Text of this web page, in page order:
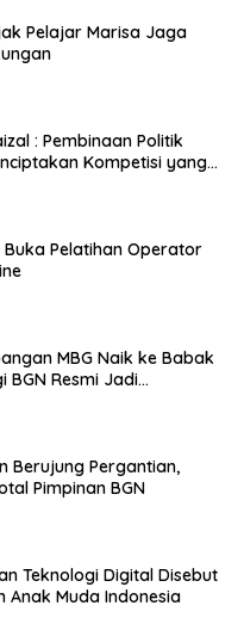
Pelajar Marisa Jaga
: Pembinaan Politik
Kompetisi yang
Pelatihan Operator
MBG Naik ke Babak
BGN Resmi Jadi
Berujung Pergantian,
Pimpinan BGN
Teknologi Digital Disebut
Anak Muda Indonesia